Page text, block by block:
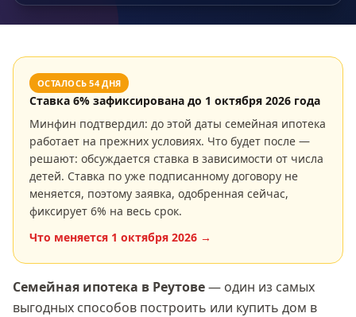
ОСТАЛОСЬ54 ДНЯ
Ставка 6% зафиксирована до 1 октября 2026 года
Минфин подтвердил: до этой даты семейная ипотека
работает на прежних условиях. Что будет после —
решают: обсуждается ставка в зависимости от числа
детей. Ставка по уже подписанному договору не
меняется, поэтому заявка, одобренная сейчас,
фиксирует 6% на весь срок.
Что меняется 1 октября 2026 →
Семейная ипотека в Реутове— один из самых
выгодных способов построить или купить дом в